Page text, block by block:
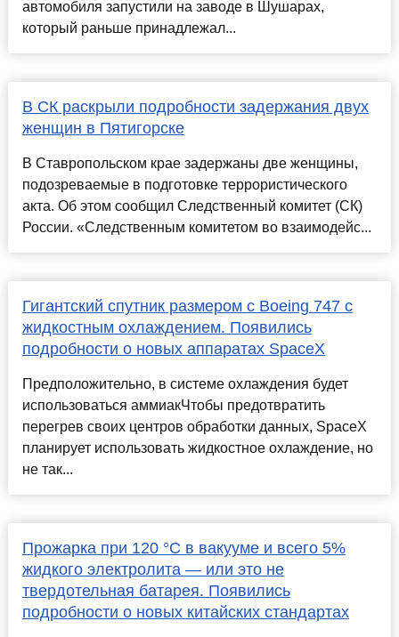
автомобиля запустили на заводе в Шушарах,
который раньше принадлежал...
В СК раскрыли подробности задержания двух
женщин в Пятигорске
В Ставропольском крае задержаны две женщины,
подозреваемые в подготовке террористического
акта. Об этом сообщил Следственный комитет (СК)
России. «Следственным комитетом во взаимодейс...
Гигантский спутник размером с Boeing 747 с
жидкостным охлаждением. Появились
подробности о новых аппаратах SpaceX
Предположительно, в системе охлаждения будет
использоваться аммиакЧтобы предотвратить
перегрев своих центров обработки данных, SpaceX
планирует использовать жидкостное охлаждение, но
не так...
Прожарка при 120 °C в вакууме и всего 5%
жидкого электролита — или это не
твердотельная батарея. Появились
подробности о новых китайских стандартах